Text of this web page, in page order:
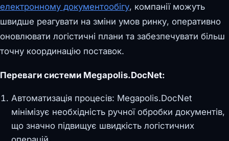
електронному документообігу, компанії можуть
швидше реагувати на зміни умов ринку, оперативно
оновлювати логістичні плани та забезпечувати більш
точну координацію поставок.
Переваги системи Megapolis.DocNet:
Автоматизація процесів: Megapolis.DocNet
мінімізує необхідність ручної обробки документів,
що значно підвищує швидкість логістичних